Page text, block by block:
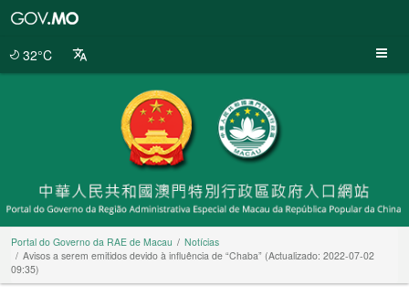
32°C
Portal do Governo da RAE de Macau
Notícias
Avisos a serem emitidos devido à influência de “Chaba” (Actualizado: 2022-07-02
09:35)